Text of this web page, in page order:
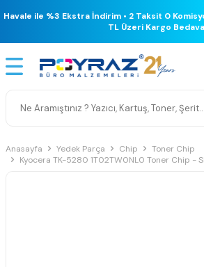
Havale ile %3 Ekstra İndirim • 2 Taksit 0
TL Üzeri Kargo Bedava
Anasayfa Yedek Parça Chip
Toner Chip
Kyocera TK-5280 1T02TW0NL0 Toner Chip -